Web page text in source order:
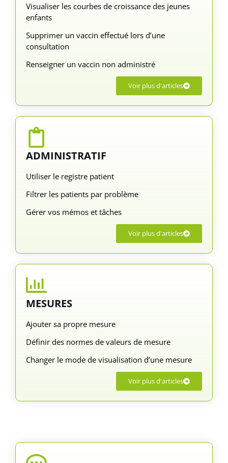
Visualiser les courbes de croissance des jeunes
enfants
Supprimer un vaccin effectué lors d’une
consultation
Renseigner un vaccin non administré
Voir plus d'articles
ADMINISTRATIF
Utiliser le registre patient
Filtrer les patients par problème
Gérer vos mémos et tâches
Voir plus d'articles
MESURES
Ajouter sa propre mesure
Définir des normes de valeurs de mesure
Changer le mode de visualisation d’une mesure
Voir plus d'articles